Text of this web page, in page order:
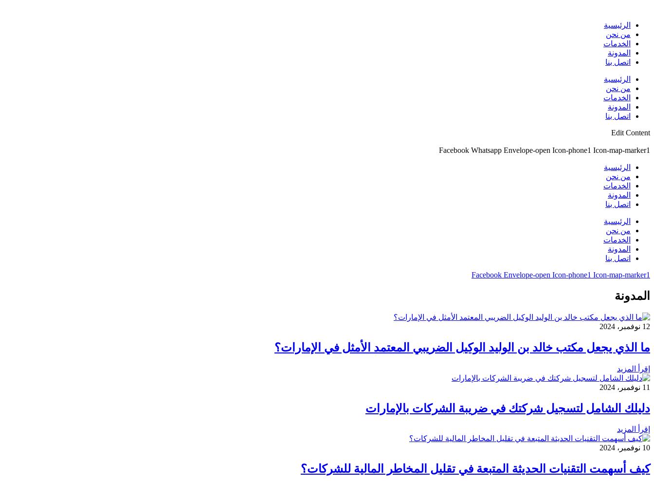
content الرئيسية
من نحن
الخدمات
المدونة
اتصل بنا
الرئيسية
من نحن
الخدمات
المدونة
اتصل بنا
Edit Content
Facebook Whatsapp Envelope-open Icon-phone1 Icon-map-marker1
الرئيسية
من نحن
الخدمات
المدونة
اتصل بنا
الرئيسية
من نحن
الخدمات
المدونة
اتصل بنا
Facebook Envelope-open Icon-phone1 Icon-map-marker1
المدونة
12 نوفمبر، 2024
ما الذي يجعل مكتب خالد بن الوليد الوكيل الضريبي المعتمد الأمثل في الإمارات؟
إقرأ المزيد
11 نوفمبر، 2024
دليلك الشامل لتسجيل شركتك في ضريبة الشركات بالإمارات
إقرأ المزيد
10 نوفمبر، 2024
كيف أسهمت التقنيات الحديثة المتبعة في تقليل المخاطر المالية للشركات؟